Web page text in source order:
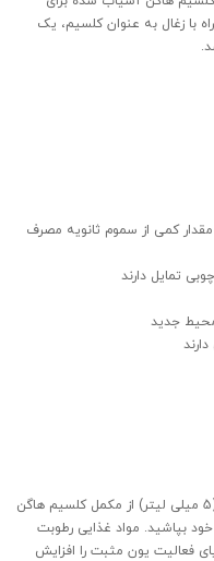
با زغال به عنوان کلسیم، یک
کمی از سموم ثانویه مصرف
تمایل دارند
محیط جدید
به عنوان یک مکمل روزانه: 1 قاشق چای خوری (5 میلی لیتر) از مکمل کلسیم هاگن
بپاشید. مواد غذایی رطوبت
فعالیت یون مثبت را افزایش